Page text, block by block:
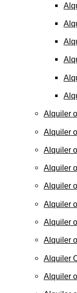
Alquiler
Alquiler
Alquiler
Alquiler
Alquiler
Alquiler
Alquiler
Alquiler
Alquiler
Alquiler